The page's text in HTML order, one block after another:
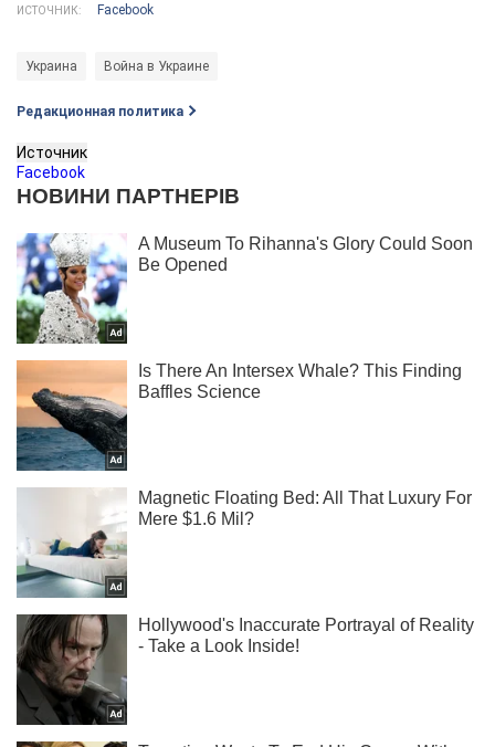
ИСТОЧНИК: Facebook
Украина Война в Украине
Редакционная политика
Источник
Facebook